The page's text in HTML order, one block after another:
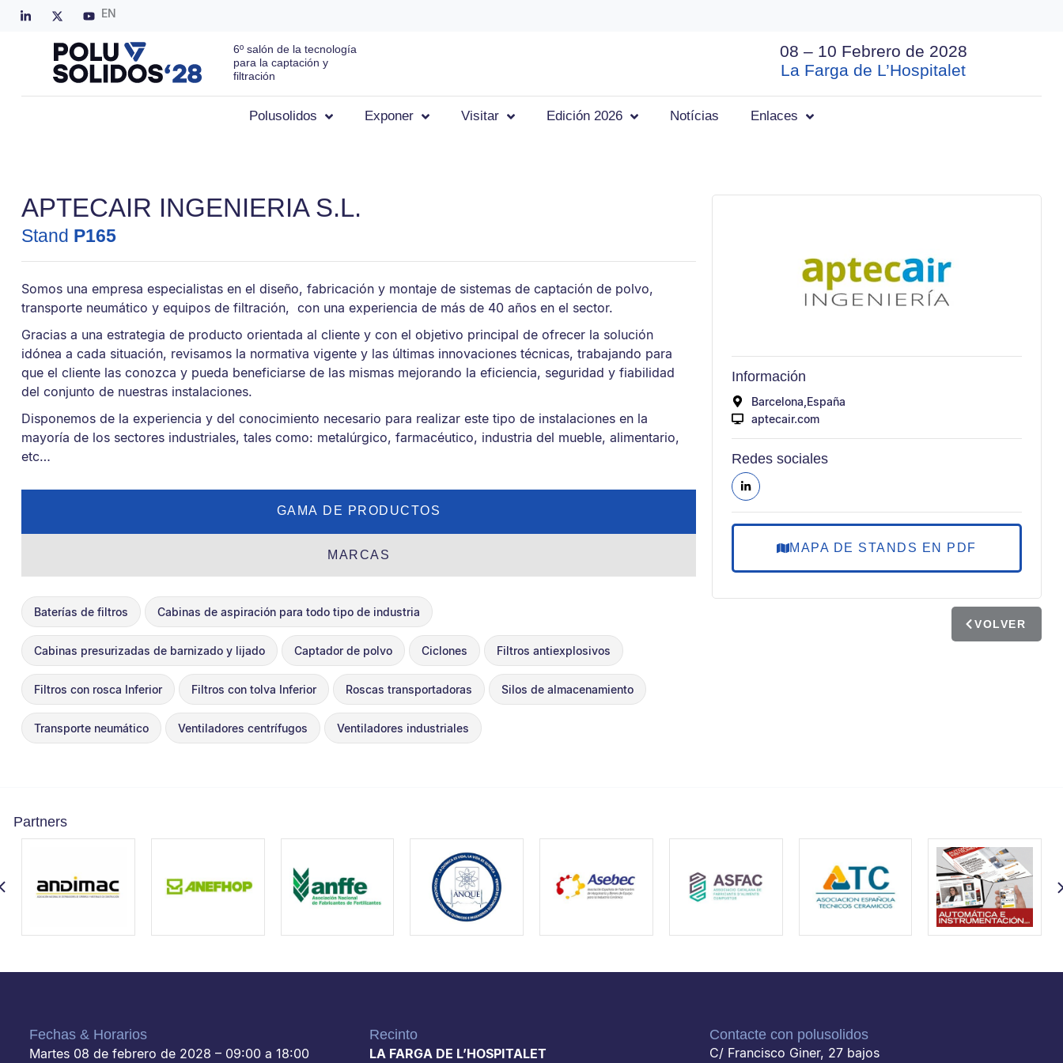
EN
6º salón de la tecnología
para la captación y
filtración
08 – 10 Febrero de 2028
La Farga de L’Hospitalet
Polusolidos Exponer Visitar Edición 2026 Notícias Enlaces
APTECAIR INGENIERIA S.L.
Stand P165
Somos una empresa especialistas en el diseño, fabricación y montaje de sistemas de captación de polvo,
transporte neumático y equipos de filtración, con una experiencia de más de 40 años en el sector.
Gracias a una estrategia de producto orientada al cliente y con el objetivo principal de ofrecer la solución
idónea a cada situación, revisamos la normativa vigente y las últimas innovaciones técnicas, trabajando para
que el cliente las conozca y pueda beneficiarse de las mismas mejorando la eficiencia, seguridad y fiabilidad
del conjunto de nuestras instalaciones.
Disponemos de la experiencia y del conocimiento necesario para realizar este tipo de instalaciones en la
mayoría de los sectores industriales, tales como: metalúrgico, farmacéutico, industria del mueble, alimentario,
etc…
GAMA DE PRODUCTOS
MARCAS
Baterías de filtros Cabinas de aspiración para todo tipo de industria
Cabinas presurizadas de barnizado y lijado Captador de polvo Ciclones Filtros antiexplosivos
Filtros con rosca Inferior Filtros con tolva Inferior Roscas transportadoras Silos de almacenamiento
Transporte neumático Ventiladores centrífugos Ventiladores industriales
Información
Barcelona, España
aptecair.com
Redes sociales
MAPA DE STANDS EN PDF
VOLVER
Partners
Fechas & Horarios
Martes 08 de febrero de 2028 – 09:00 a 18:00
Recinto
LA FARGA DE L’HOSPITALET
Contacte con polusolidos
C/ Francisco Giner, 27 bajos